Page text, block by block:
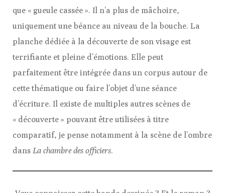
que « gueule cassée ». Il n’a plus de mâchoire,
uniquement une béance au niveau de la bouche. La
planche dédiée à la découverte de son visage est
terrifiante et pleine d’émotions. Elle peut
parfaitement être intégrée dans un corpus autour de
cette thématique ou faire l’objet d’une séance
d’écriture. Il existe de multiples autres scènes de
« découverte » pouvant être utilisées à titre
comparatif, je pense notamment à la scène de l’ombre
dans La chambre des officiers.